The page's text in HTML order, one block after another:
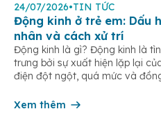
24/07/2026•TIN TỨC
Động kinh ở trẻ em: Dấu
nhân và cách xử trí
Động kinh là gì? Động kinh là
trưng bởi sự xuất hiện lặp lại
điện đột ngột, quá mức và
Xem thêm